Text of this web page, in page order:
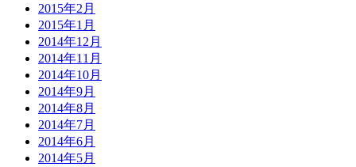
2015年2月
2015年1月
2014年12月
2014年11月
2014年10月
2014年9月
2014年8月
2014年7月
2014年6月
2014年5月